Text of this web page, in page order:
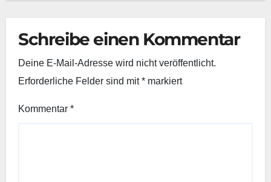
Schreibe einen Kommentar
Deine E-Mail-Adresse wird nicht veröffentlicht.
Erforderliche Felder sind mit* markiert
Kommentar *